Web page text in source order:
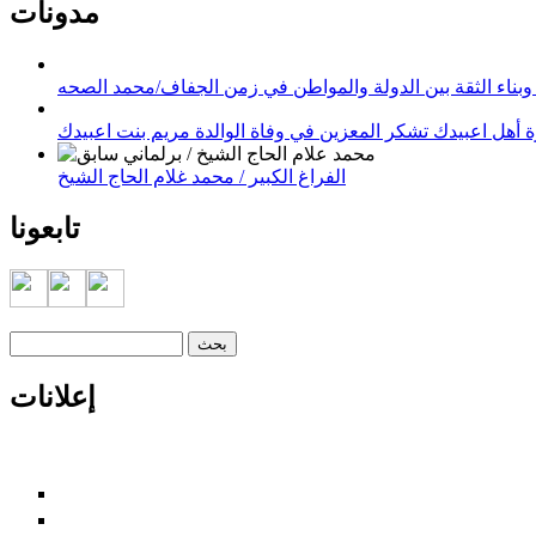
مدونات
الثقة بين الدولة والمواطن في زمن الجفاف/محمد الصحه
أهل اعبيدك تشكر المعزين في وفاة الوالدة مريم بنت اعبيدك
الفراغ الكبير / محمد غلام الحاج الشيخ
تابعونا
إعلانات